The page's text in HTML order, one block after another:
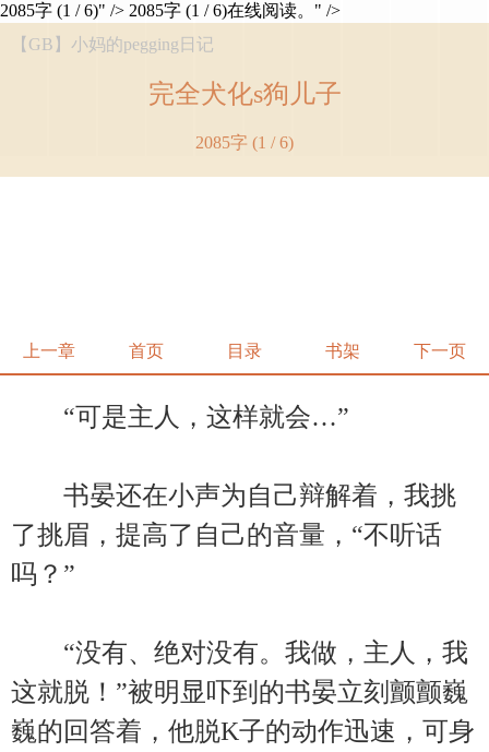
2085字 (1 / 6)" /> 2085字 (1 / 6)在线阅读。" />
【GB】小妈的pegging日记
完全犬化s狗儿子
2085字 (1 / 6)
上一章 首页 目录 书架 下一页
“可是主人，这样就会…”
书晏还在小声为自己辩解着，我挑
了挑眉，提高了自己的音量，“不听话
吗？”
“没有、绝对没有。我做，主人，我
这就脱！”被明显吓到的书晏立刻颤颤巍
巍的回答着，他脱K子的动作迅速，可身